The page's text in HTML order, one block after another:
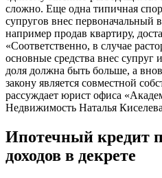
сложно. Еще одна типичная
супругов внес первоначальный
например продав квартиру,
«Соответственно, в случае
основные средства внес супруг
доля должна быть больше, а
закону является совместной
рассуждает юрист офиса
Недвижимость Наталья
Ипотечный кредит
доходов в декрете